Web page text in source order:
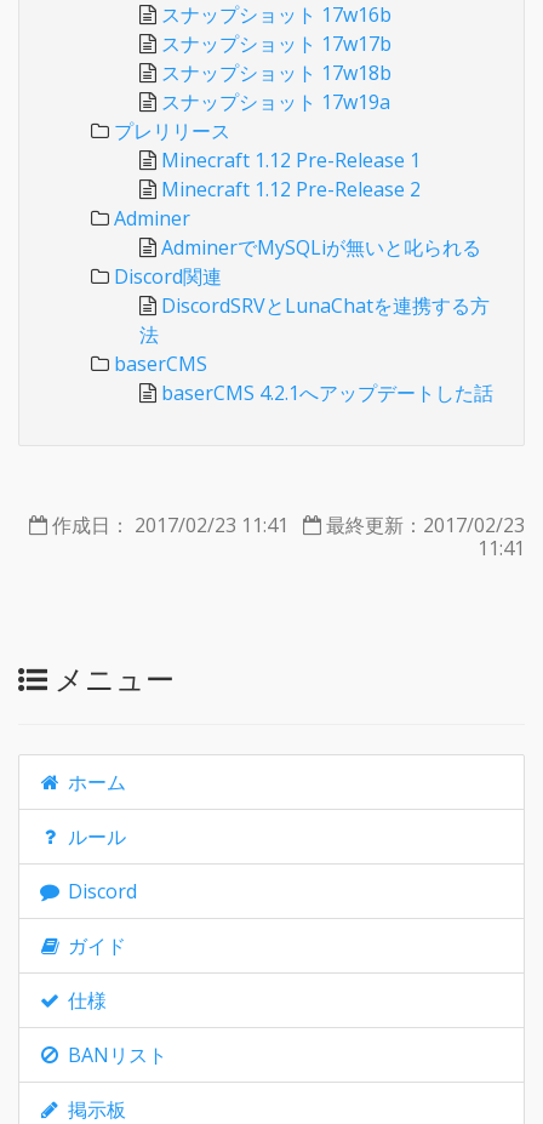
スナップショット 17w16b
スナップショット 17w17b
スナップショット 17w18b
スナップショット 17w19a
プレリリース
Minecraft 1.12 Pre-Release 1
Minecraft 1.12 Pre-Release 2
Adminer
AdminerでMySQLiが無いと叱られる
Discord関連
DiscordSRVとLunaChatを連携する方
法
baserCMS
baserCMS 4.2.1へアップデートした話
作成日： 2017/02/23 11:41
最終更新：2017/02/23
11:41
メニュー
ホーム
ルール
Discord
ガイド
仕様
BANリスト
掲示板